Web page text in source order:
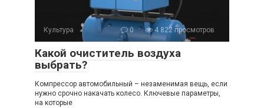
Культура 0 4 822 просмотров
Какой очиститель воздуха
выбрать?
Компрессор автомобильный – незаменимая вещь, если
нужно срочно накачать колесо. Ключевые параметры,
на которые